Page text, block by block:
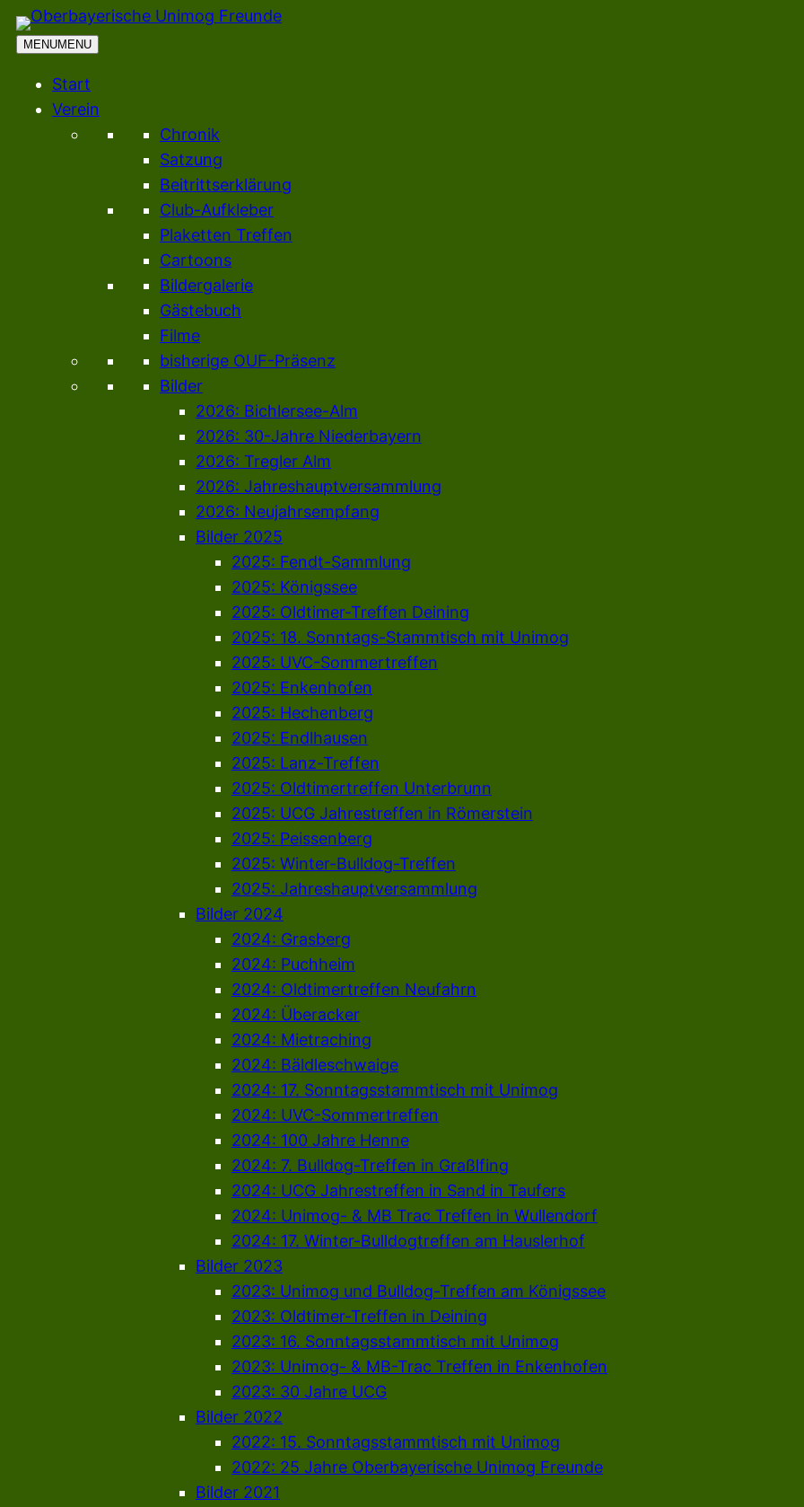
Zum
Inhalt
MENUMENU
Start
Verein
Chronik
Satzung
Beitrittserklärung
Club-Aufkleber
Plaketten Treffen
Cartoons
Bildergalerie
Gästebuch
Filme
bisherige OUF-Präsenz
Bilder
2026: Bichlersee-Alm
2026: 30-Jahre Niederbayern
2026: Tregler Alm
2026: Jahreshauptversammlung
2026: Neujahrsempfang
Bilder 2025
2025: Fendt-Sammlung
2025: Königssee
2025: Oldtimer-Treffen Deining
2025: 18. Sonntags-Stammtisch mit Unimog
2025: UVC-Sommertreffen
2025: Enkenhofen
2025: Hechenberg
2025: Endlhausen
2025: Lanz-Treffen
2025: Oldtimertreffen Unterbrunn
2025: UCG Jahrestreffen in Römerstein
2025: Peissenberg
2025: Winter-Bulldog-Treffen
2025: Jahreshauptversammlung
Bilder 2024
2024: Grasberg
2024: Puchheim
2024: Oldtimertreffen Neufahrn
2024: Überacker
2024: Mietraching
2024: Bäldleschwaige
2024: 17. Sonntagsstammtisch mit Unimog
2024: UVC-Sommertreffen
2024: 100 Jahre Henne
2024: 7. Bulldog-Treffen in Graßlfing
2024: UCG Jahrestreffen in Sand in Taufers
2024: Unimog- & MB Trac Treffen in Wullendorf
2024: 17. Winter-Bulldogtreffen am Hauslerhof
Bilder 2023
2023: Unimog und Bulldog-Treffen am Königssee
2023: Oldtimer-Treffen in Deining
2023: 16. Sonntagsstammtisch mit Unimog
2023: Unimog- & MB-Trac Treffen in Enkenhofen
2023: 30 Jahre UCG
Bilder 2022
2022: 15. Sonntagsstammtisch mit Unimog
2022: 25 Jahre Oberbayerische Unimog Freunde
Bilder 2021